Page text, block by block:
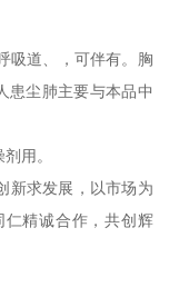
吸道、，可伴有。胸
患尘肺主要与本品中
用。
新求发展，以市场为
仁精诚合作，共创辉